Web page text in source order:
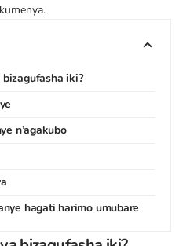
iki?
n’agakubo
hagati harimo umubare